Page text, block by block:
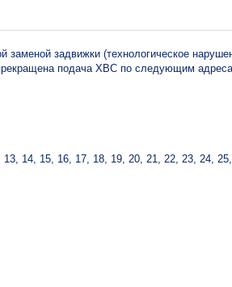
заменой задвижки (технологическое
подача ХВС по следующим
14, 15, 16, 17, 18, 19, 20, 21, 22, 23, 24,